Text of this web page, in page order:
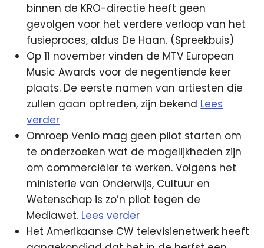
binnen de KRO-directie heeft geen
gevolgen voor het verdere verloop van het
fusieproces, aldus De Haan. (Spreekbuis)
Op 11 november vinden de MTV European
Music Awards voor de negentiende keer
plaats. De eerste namen van artiesten die
zullen gaan optreden, zijn bekend Lees
verder
Omroep Venlo mag geen pilot starten om
te onderzoeken wat de mogelijkheden zijn
om commerciëler te werken. Volgens het
ministerie van Onderwijs, Cultuur en
Wetenschap is zo’n pilot tegen de
Mediawet. Lees verder
Het Amerikaanse CW televisienetwerk heeft